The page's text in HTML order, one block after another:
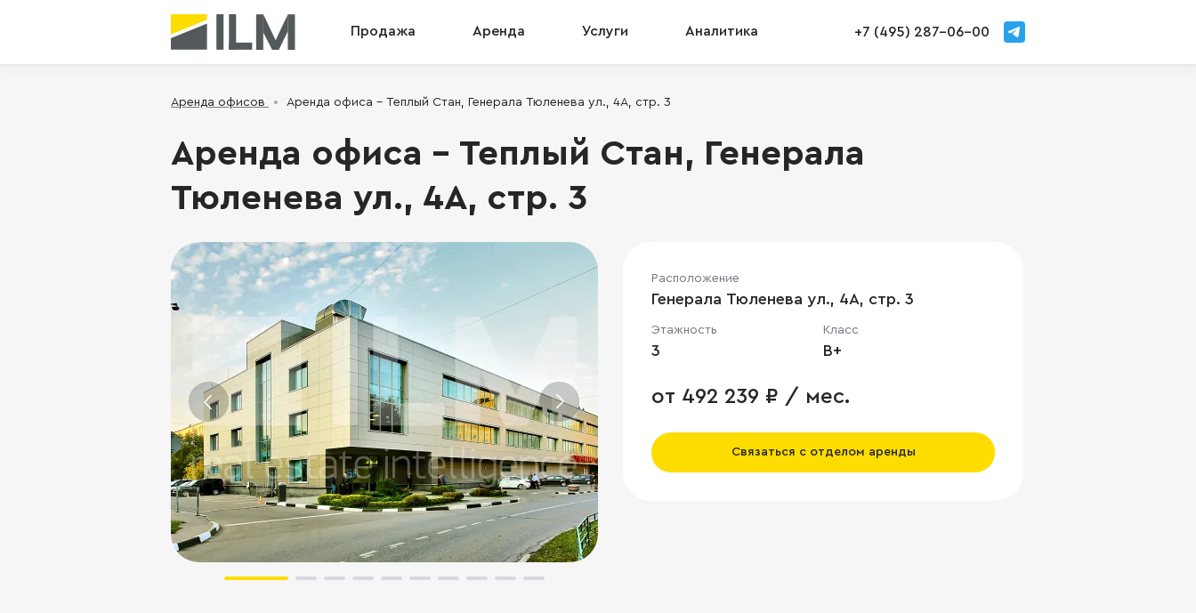
Продажа Аренда Услуги Аналитика +7 (495) 287-06-00
Аренда офисов Аренда офиса - Теплый Стан, Генерала Тюленева ул., 4А, стр. 3
Аренда офиса - Теплый Стан, Генерала
Тюленева ул., 4А, стр. 3
Расположение
Генерала Тюленева ул., 4А, стр. 3
Этажность
3
Класс
B+
от 492 239 ₽ / мес.
Связаться с отделом аренды